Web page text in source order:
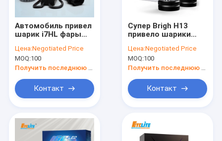
Автомобиль привел
шарик i7HL фары
автомобильные
лампочки
накаливания светов
автомобиль H16
приведенный H11
Цена:Negotiated Price
MOQ:100
Контакт
Супер Brigh H13
привело шарики
водоустойчивую
фару приведенную
80w
Цена:Negotiated Price
MOQ:100
Контакт